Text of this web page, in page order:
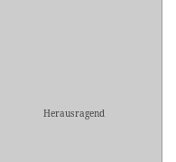
Herausragend